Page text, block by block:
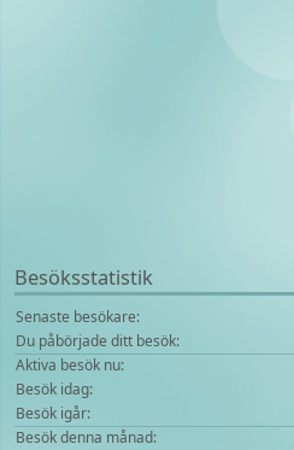
Besöksstatistik
Senaste besökare:
Du påbörjade ditt besök:
Aktiva besök nu:
Besök idag:
Besök igår:
Besök denna månad: